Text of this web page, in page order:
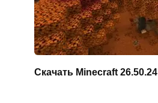
Скачать Minecraft 26.50.24